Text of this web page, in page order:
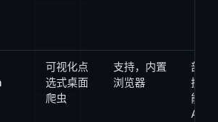
可视化点
选式桌面
爬虫
支持，内置
浏览器
部分
换，
能力
API